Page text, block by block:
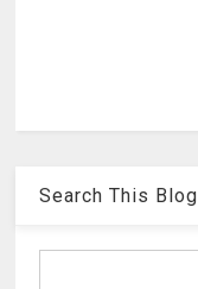
Search This Blog